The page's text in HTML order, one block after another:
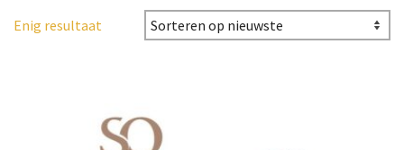
Enig resultaat